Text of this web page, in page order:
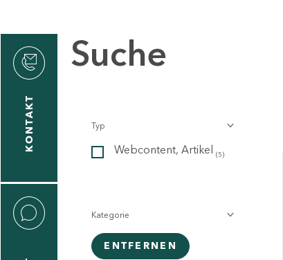
KONTAKT
Suche
Typ
Webcontent, Artikel (5)
Kategorie
ENTFERNEN